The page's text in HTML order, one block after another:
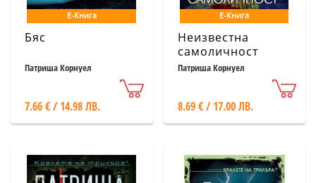
Е-Книга
Бяс
Патриша Корнуел
7.66 € / 14.98 ЛВ.
Е-Книга
Неизвестна
самоличност
Патриша Корнуел
8.69 € / 17.00 ЛВ.